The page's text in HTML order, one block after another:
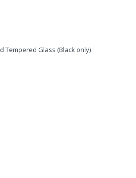
Tempered Glass (Black only)